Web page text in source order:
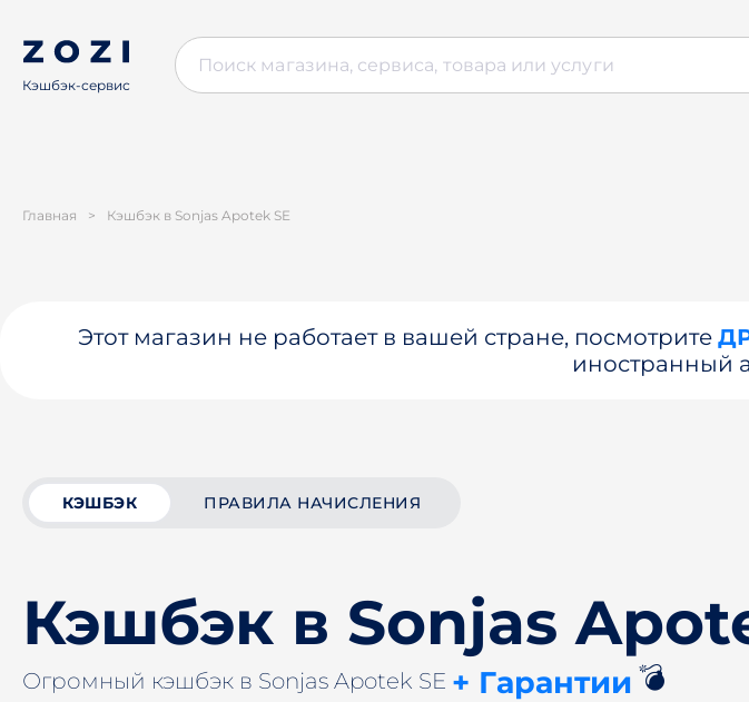
Кэшбэк-сервис
Главная > Кэшбэк в Sonjas Apotek SE
Этот магазин не работает в вашей стране, посмотрите
иностранный
КЭШБЭК ПРАВИЛА НАЧИСЛЕНИЯ
Кэшбэк в Sonjas
Огромный кэшбэк в Sonjas Apotek SE + Гарантии 💣